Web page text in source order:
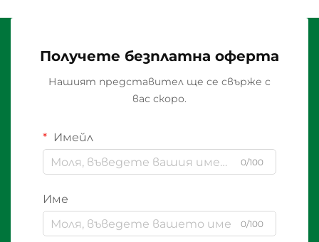
Получете безплатна оферта
Нашият представител ще се свърже с
вас скоро.
Имейл
0/100
Име
0/100